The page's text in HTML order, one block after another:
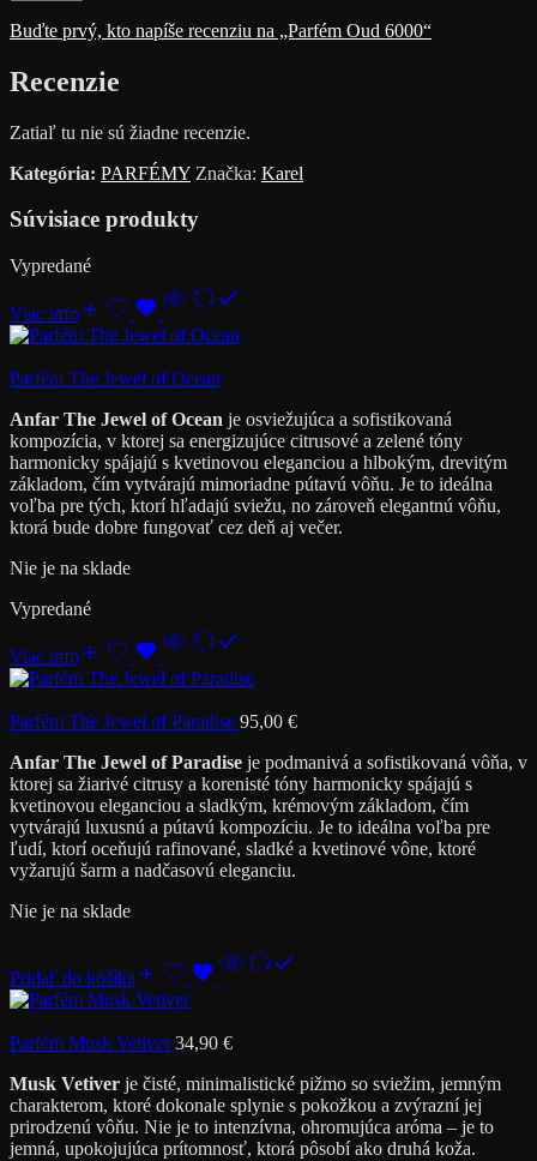
Buďte prvý, kto napíše recenziu na „Parfém Oud 6000“
Recenzie
Zatiaľ tu nie sú žiadne recenzie.
Kategória: PARFÉMY Značka: Karel
Súvisiace produkty
Vypredané
Viac info
Parfém The Jewel of Ocean
Anfar The Jewel of Ocean je osviežujúca a sofistikovaná
kompozícia, v ktorej sa energizujúce citrusové a zelené tóny
harmonicky spájajú s kvetinovou eleganciou a hlbokým, drevitým
základom, čím vytvárajú mimoriadne pútavú vôňu. Je to ideálna
voľba pre tých, ktorí hľadajú sviežu, no zároveň elegantnú vôňu,
ktorá bude dobre fungovať cez deň aj večer.
Nie je na sklade
Vypredané
Viac info
Parfém The Jewel of Paradise 95,00 €
Anfar The Jewel of Paradise je podmanivá a sofistikovaná vôňa, v
ktorej sa žiarivé citrusy a korenisté tóny harmonicky spájajú s
kvetinovou eleganciou a sladkým, krémovým základom, čím
vytvárajú luxusnú a pútavú kompozíciu. Je to ideálna voľba pre
ľudí, ktorí oceňujú rafinované, sladké a kvetinové vône, ktoré
vyžarujú šarm a nadčasovú eleganciu.
Nie je na sklade
Pridať do košíka
Parfém Musk Vetiver34,90 €
Musk Vetiver je čisté, minimalistické pižmo so sviežim, jemným
charakterom, ktoré dokonale splynie s pokožkou a zvýrazní jej
prirodzenú vôňu. Nie je to intenzívna, ohromujúca aróma – je to
jemná, upokojujúca prítomnosť, ktorá pôsobí ako druhá koža.